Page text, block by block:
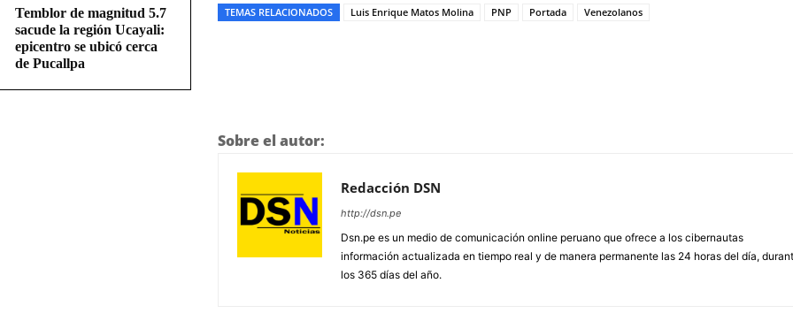
Temblor de magnitud 5.7
sacude la región Ucayali:
epicentro se ubicó cerca
de Pucallpa
TEMAS RELACIONADOS Luis Enrique Matos Molina PNP Portada Venezolanos
Sobre el autor:
Redacción DSN
http://dsn.pe
Dsn.pe es un medio de comunicación online peruano que ofrece a los cibernautas
información actualizada en tiempo real y de manera permanente las 24 horas del día,
los 365 días del año.